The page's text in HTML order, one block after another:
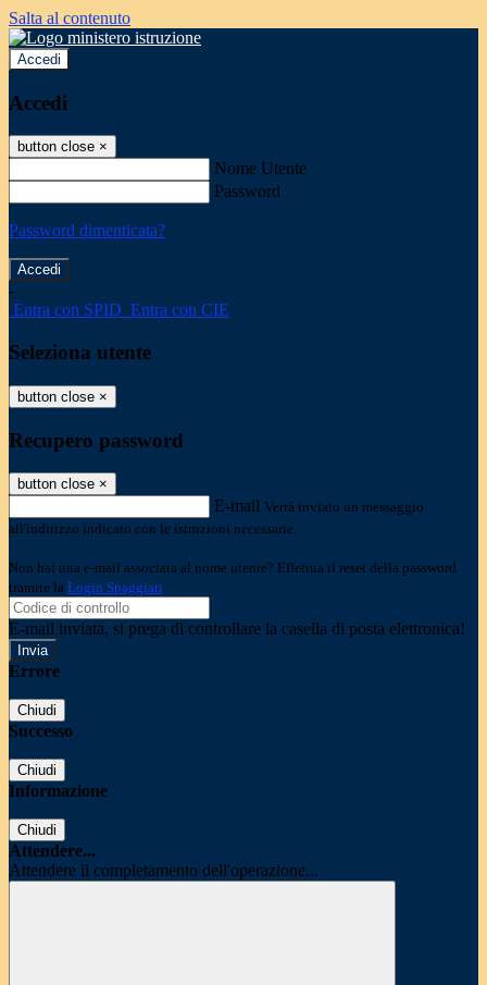
Salta al contenuto
Accedi
Accedi
button close ×
Nome Utente
Password
Password dimenticata?
-
Entra con SPID Entra con CIE
Seleziona utente
button close ×
Recupero password
button close ×
E-mail Verrà inviato un messaggio
all'indirizzo indicato con le istruzioni necessarie.
Non hai una e-mail associata al nome utente? Effettua il reset della password
tramite la Login Spaggiari
E-mail inviata, si prega di controllare la casella di posta elettronica!
Errore
Chiudi
Successo
Chiudi
Informazione
Chiudi
Attendere...
Attendere il completamento dell'operazione...